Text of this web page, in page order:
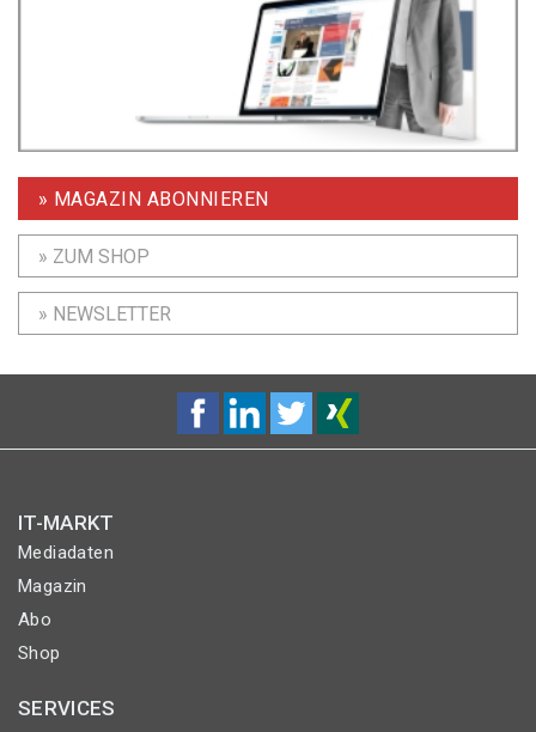
» MAGAZIN ABONNIEREN
» ZUM SHOP
» NEWSLETTER
IT-MARKT
Mediadaten
Magazin
Abo
Shop
SERVICES